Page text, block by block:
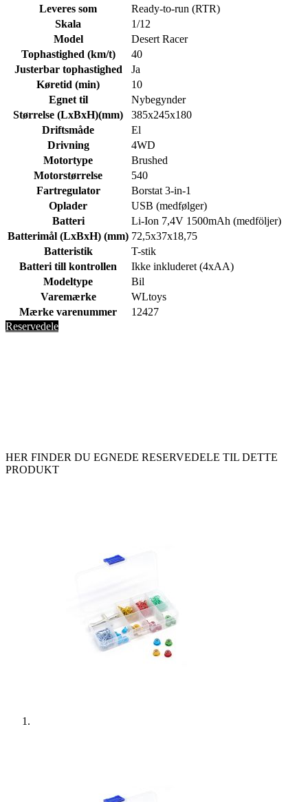
Leveres som
Ready-to-run (RTR)
Skala
1/12
Model
Desert Racer
Tophastighed (km/t)
40
Justerbar tophastighed
Ja
Køretid (min)
10
Egnet til
Nybegynder
Størrelse (LxBxH)(mm)
385x245x180
Driftsmåde
El
Drivning
4WD
Motortype
Brushed
Motorstørrelse
540
Fartregulator
Borstat 3-in-1
Oplader
USB (medfølger)
Batteri
Li-Ion 7,4V 1500mAh (medföljer)
Batterimål (LxBxH) (mm) 72,5x37x18,75
Batteristik
T-stik
Batteri till kontrollen
Ikke inkluderet (4xAA)
Modeltype
Bil
Varemærke
WLtoys
Mærke varenummer
12427
Reservedele
HER FINDER DU EGNEDE RESERVEDELE TIL DETTE
PRODUKT